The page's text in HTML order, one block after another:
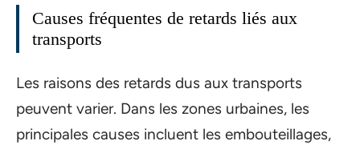
Causes fréquentes de retards liés aux
transports
Les raisons des retards dus aux transports
peuvent varier. Dans les zones urbaines, les
principales causes incluent les embouteillages,